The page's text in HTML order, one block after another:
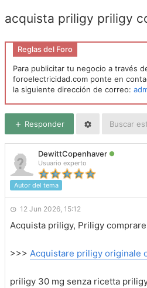
acquista priligy priligy
Reglas del Foro
Para publicitar tu negocio a través
foroelectricidad.com ponte en
la siguiente dirección de correo:
Responder
DewittCopenhaver
Usuario experto
Autor del tema
12 Jun 2026, 15:12
Acquista priligy, Priligy comprare
>>> Acquistare priligy originale
priligy 30 mg senza ricetta